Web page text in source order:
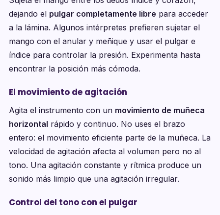
dejando el pulgar completamente libre para acceder
a la lámina. Algunos intérpretes prefieren sujetar el
mango con el anular y meñique y usar el pulgar e
índice para controlar la presión. Experimenta hasta
encontrar la posición más cómoda.
El movimiento de agitación
Agita el instrumento con un movimiento de muñeca
horizontal rápido y continuo. No uses el brazo
entero: el movimiento eficiente parte de la muñeca. La
velocidad de agitación afecta al volumen pero no al
tono. Una agitación constante y rítmica produce un
sonido más limpio que una agitación irregular.
Control del tono con el pulgar